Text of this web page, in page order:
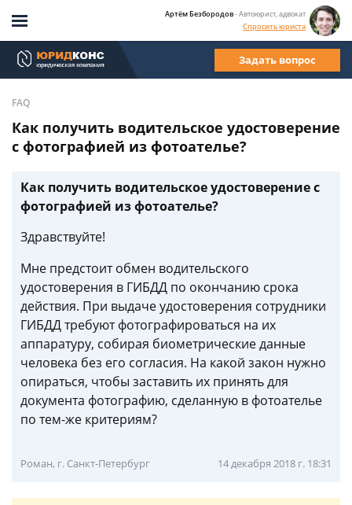
Артём Безбородов- Автоюрист, адвокат
Спросить юриста
Задать вопрос
FAQ
Как получить водительское удостоверение
с фотографией из фотоателье?
Как получить водительское удостоверение с
фотографией из фотоателье?
Здравствуйте!
Мне предстоит обмен водительского
удостоверения в ГИБДД по окончанию срока
действия. При выдаче удостоверения сотрудники
ГИБДД требуют фотографироваться на их
аппаратуру, собирая биометрические данные
человека без его согласия. На какой закон нужно
опираться, чтобы заставить их принять для
документа фотографию, сделанную в фотоателье
по тем-же критериям?
Роман, г. Санкт-Петербург 14 декабря 2018 г. 18:31